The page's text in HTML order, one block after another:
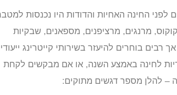
החינה האחיות והדודות היו נכנסות
מרנגים, מרציפנים, מספאנים, שבקיות
רבים בוחרים להיעזר בשירותי קייטרינג
לחינה באמצע השנה, או אם מבקשים לקחת
– להלן מספר דגשים מתוקים: